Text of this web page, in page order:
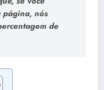
página, nós
de